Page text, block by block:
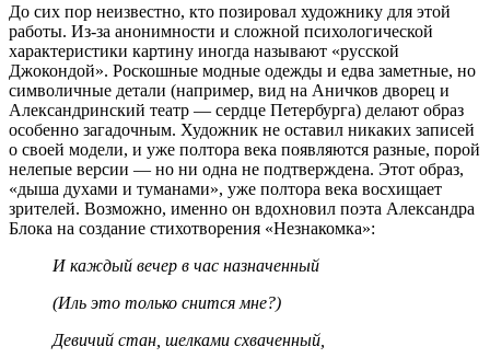
До сих пор неизвестно, кто позировал художнику для этой
работы. Из‑за анонимности и сложной психологической
характеристики картину иногда называют «русской
Джокондой». Роскошные модные одежды и едва заметные, но
символичные детали (например, вид на Аничков дворец и
Александринский театр — сердце Петербурга) делают образ
особенно загадочным. Художник не оставил никаких записей
о своей модели, и уже полтора века появляются разные, порой
нелепые версии — но ни одна не подтверждена. Этот образ,
«дыша духами и туманами», уже полтора века восхищает
зрителей. Возможно, именно он вдохновил поэта Александра
Блока на создание стихотворения «Незнакомка»:
И каждый вечер в час назначенный
(Иль это только снится мне?)
Девичий стан, шелками схваченный,